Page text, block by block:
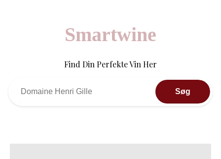
Smartwine
Find Din Perfekte Vin Her
Søg